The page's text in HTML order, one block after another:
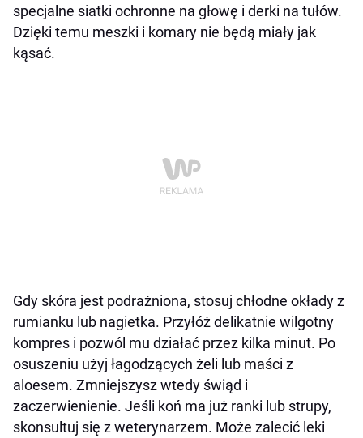
specjalne siatki ochronne na głowę i derki na tułów.
Dzięki temu meszki i komary nie będą miały jak
kąsać.
Gdy skóra jest podrażniona, stosuj chłodne okłady z
rumianku lub nagietka. Przyłóż delikatnie wilgotny
kompres i pozwól mu działać przez kilka minut. Po
osuszeniu użyj łagodzących żeli lub maści z
aloesem. Zmniejszysz wtedy świąd i
zaczerwienienie. Jeśli koń ma już ranki lub strupy,
skonsultuj się z weterynarzem. Może zalecić leki